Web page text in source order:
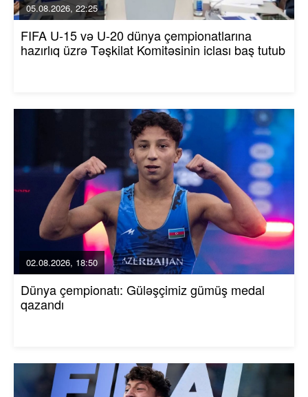
05.08.2026, 22:25
FIFA U-15 və U-20 dünya çempionatlarına
hazırlıq üzrə Təşkilat Komitəsinin iclası baş tutub
02.08.2026, 18:50
Dünya çempionatı: Güləşçimiz gümüş medal
qazandı